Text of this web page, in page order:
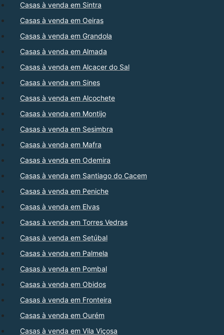
Casas à venda em Sintra
Casas à venda em Oeiras
Casas à venda em Grandola
Casas à venda em Almada
Casas à venda em Alcacer do Sal
Casas à venda em Sines
Casas à venda em Alcochete
Casas à venda em Montijo
Casas à venda em Sesimbra
Casas à venda em Mafra
Casas à venda em Odemira
Casas à venda em Santiago do Cacem
Casas à venda em Peniche
Casas à venda em Elvas
Casas à venda em Torres Vedras
Casas à venda em Setúbal
Casas à venda em Palmela
Casas à venda em Pombal
Casas à venda em Obidos
Casas à venda em Fronteira
Casas à venda em Ourém
Casas à venda em Vila Viçosa